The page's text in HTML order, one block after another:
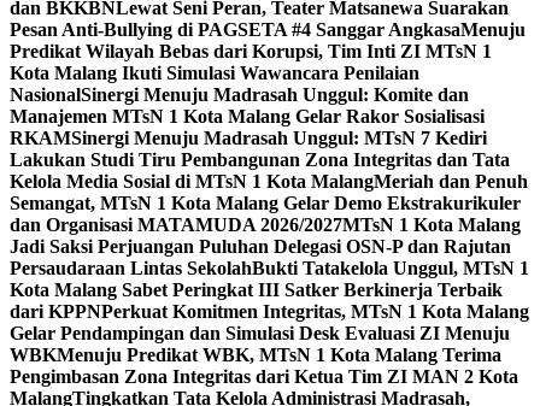
dan BKKBNLewat Seni Peran, Teater Matsanewa Suarakan
Pesan Anti-Bullying di PAGSETA #4 Sanggar AngkasaMenuju
Predikat Wilayah Bebas dari Korupsi, Tim Inti ZI MTsN 1
Kota Malang Ikuti Simulasi Wawancara Penilaian
NasionalSinergi Menuju Madrasah Unggul: Komite dan
Manajemen MTsN 1 Kota Malang Gelar Rakor Sosialisasi
RKAMSinergi Menuju Madrasah Unggul: MTsN 7 Kediri
Lakukan Studi Tiru Pembangunan Zona Integritas dan Tata
Kelola Media Sosial di MTsN 1 Kota MalangMeriah dan Penuh
Semangat, MTsN 1 Kota Malang Gelar Demo Ekstrakurikuler
dan Organisasi MATAMUDA 2026/2027MTsN 1 Kota Malang
Jadi Saksi Perjuangan Puluhan Delegasi OSN-P dan Rajutan
Persaudaraan Lintas SekolahBukti Tatakelola Unggul, MTsN 1
Kota Malang Sabet Peringkat III Satker Berkinerja Terbaik
dari KPPNPerkuat Komitmen Integritas, MTsN 1 Kota Malang
Gelar Pendampingan dan Simulasi Desk Evaluasi ZI Menuju
WBKMenuju Predikat WBK, MTsN 1 Kota Malang Terima
Pengimbasan Zona Integritas dari Ketua Tim ZI MAN 2 Kota
MalangTingkatkan Tata Kelola Administrasi Madrasah,